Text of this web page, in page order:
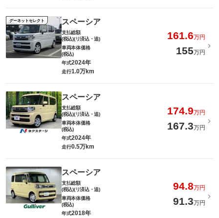
グーネットセレクト スペーシア
支払総額
(税込)(リ済込・追)
161.6万円
車両本体価格
(税込)
155万円
年式2024年
走行1.0万km
スペーシア
支払総額
(税込)(リ済込・追)
174.9万円
車両本体価格
(税込)
167.3万円
年式2024年
走行0.5万km
スペーシア
支払総額
(税込)(リ済込・追)
94.8万円
車両本体価格
(税込)
91.3万円
年式2018年